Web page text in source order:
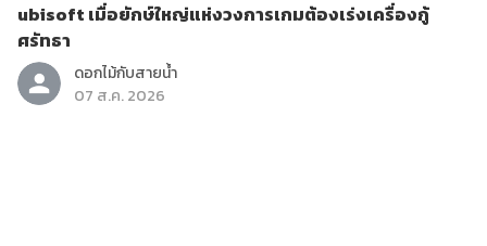
ubisoft เมื่อยักษ์ใหญ่แห่งวงการเกมต้องเร่งเครื่องกู้
ศรัทธา
ดอกไม้กับสายน้ำ
07 ส.ค. 2026